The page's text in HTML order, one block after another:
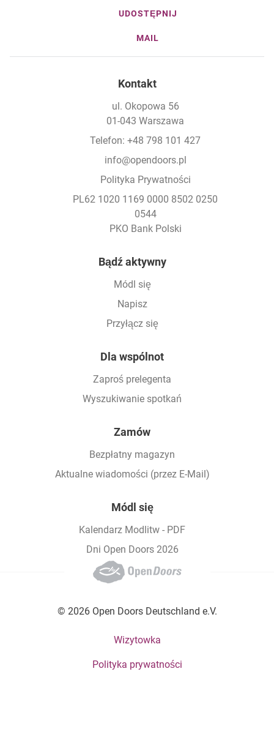
UDOSTĘPNIJ
MAIL
Kontakt
ul. Okopowa 56
01-043 Warszawa
Telefon: +48 798 101 427
info@opendoors.pl
Polityka Prywatności
PL62 1020 1169 0000 8502 0250
0544
PKO Bank Polski
Bądź aktywny
Módl się
Napisz
Przyłącz się
Dla wspólnot
Zaproś prelegenta
Wyszukiwanie spotkań
Zamów
Bezpłatny magazyn
Aktualne wiadomości (przez E-Mail)
Módl się
Kalendarz Modlitw - PDF
Dni Open Doors 2026
© 2026 Open Doors Deutschland e.V.
Footer bottom menuWizytowka
Polityka prywatności